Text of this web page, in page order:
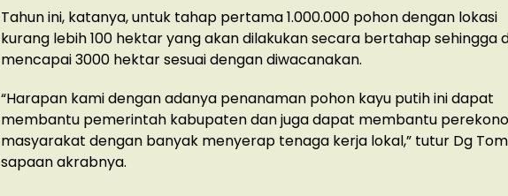
Tahun ini, katanya, untuk tahap pertama 1.000.000 pohon dengan lokasi
kurang lebih 100 hektar yang akan dilakukan secara bertahap sehingga
mencapai 3000 hektar sesuai dengan diwacanakan.
“Harapan kami dengan adanya penanaman pohon kayu putih ini dapat
membantu pemerintah kabupaten dan juga dapat membantu
masyarakat dengan banyak menyerap tenaga kerja lokal,” tutur Dg
sapaan akrabnya.